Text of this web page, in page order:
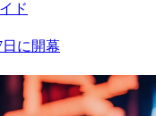
ド
日に開幕